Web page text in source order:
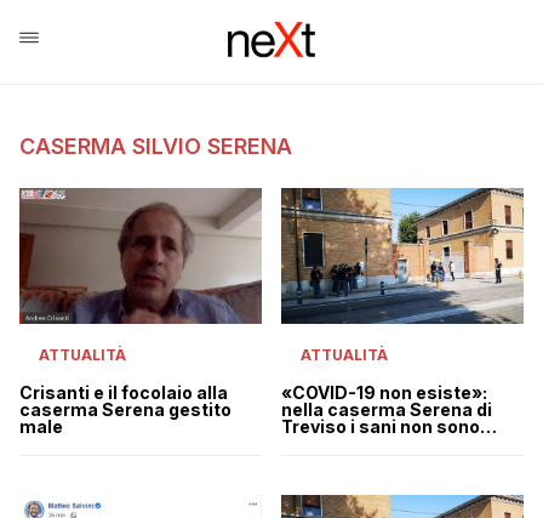
CASERMA SILVIO SERENA
ATTUALITÀ
Crisanti e il focolaio alla
caserma Serena gestito
male
ATTUALITÀ
«COVID-19 non esiste»:
nella caserma Serena di
Treviso i sani non sono